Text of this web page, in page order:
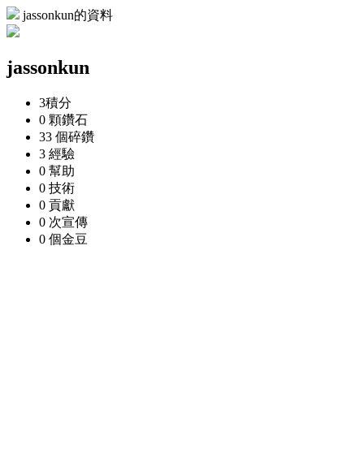
jassonkun的資料
jassonkun
3積分
0 顆鑽石
33 個碎鑽
3 經驗
0 幫助
0 技術
0 貢獻
0 次宣傳
0 個金豆